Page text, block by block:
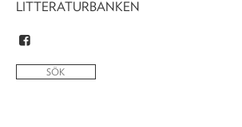
LITTERATURBANKEN